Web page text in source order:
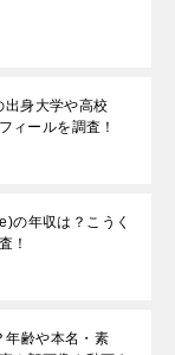
出身大学や高校
ィールを調査！
の年収は？こうく
！
年齢や本名・素